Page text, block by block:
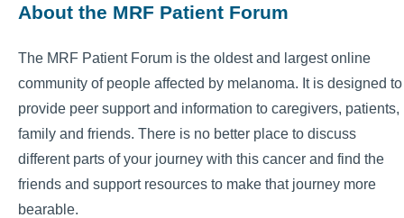
About the MRF Patient Forum
The MRF Patient Forum is the oldest and largest online
community of people affected by melanoma. It is designed to
provide peer support and information to caregivers, patients,
family and friends. There is no better place to discuss
different parts of your journey with this cancer and find the
friends and support resources to make that journey more
bearable.